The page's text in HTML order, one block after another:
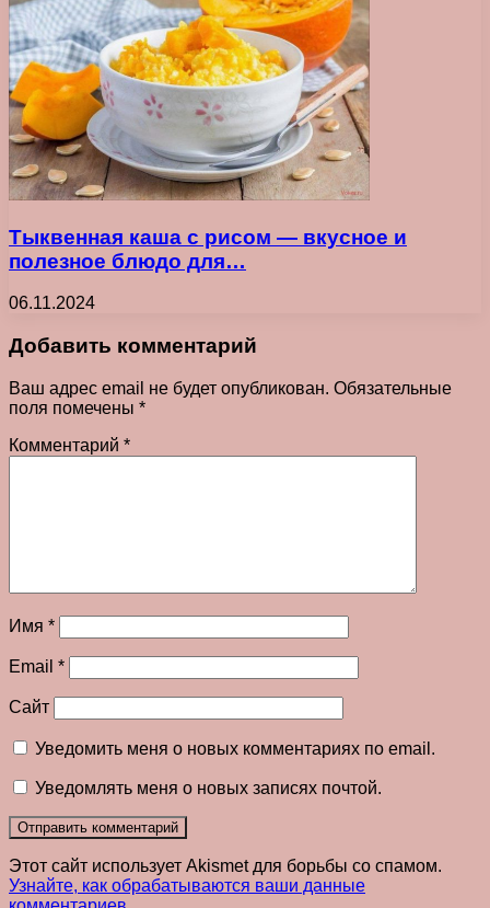
Тыквенная каша с рисом — вкусное и
полезное блюдо для…
06.11.2024
Добавить комментарий
Ваш адрес email не будет опубликован. Обязательные
поля помечены *
Комментарий *
Имя *
Email *
Сайт
Уведомить меня о новых комментариях по email.
Уведомлять меня о новых записях почтой.
Этот сайт использует Akismet для борьбы со спамом.
Узнайте, как обрабатываются ваши данные